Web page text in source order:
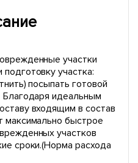
участки
участка:
посыпать готовой
идеальным
входящим в состав
максимально быстрое
участков
сроки.(Норма расхода